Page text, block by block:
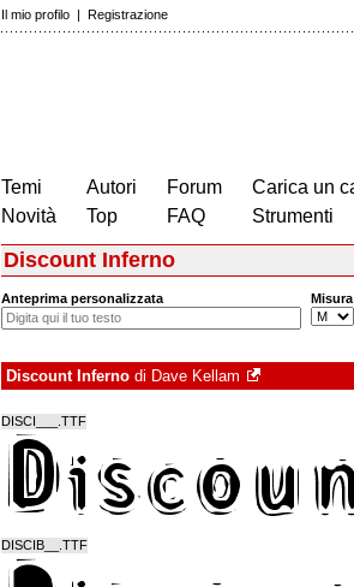
Il mio profilo | Registrazione
Temi
Novità
Autori
Top
Forum
FAQ
Carica un
Strumenti
Discount Inferno
Anteprima personalizzata Misura
Discount Inferno di Dave Kellam
DISCI___.TTF
DISCIB__.TTF